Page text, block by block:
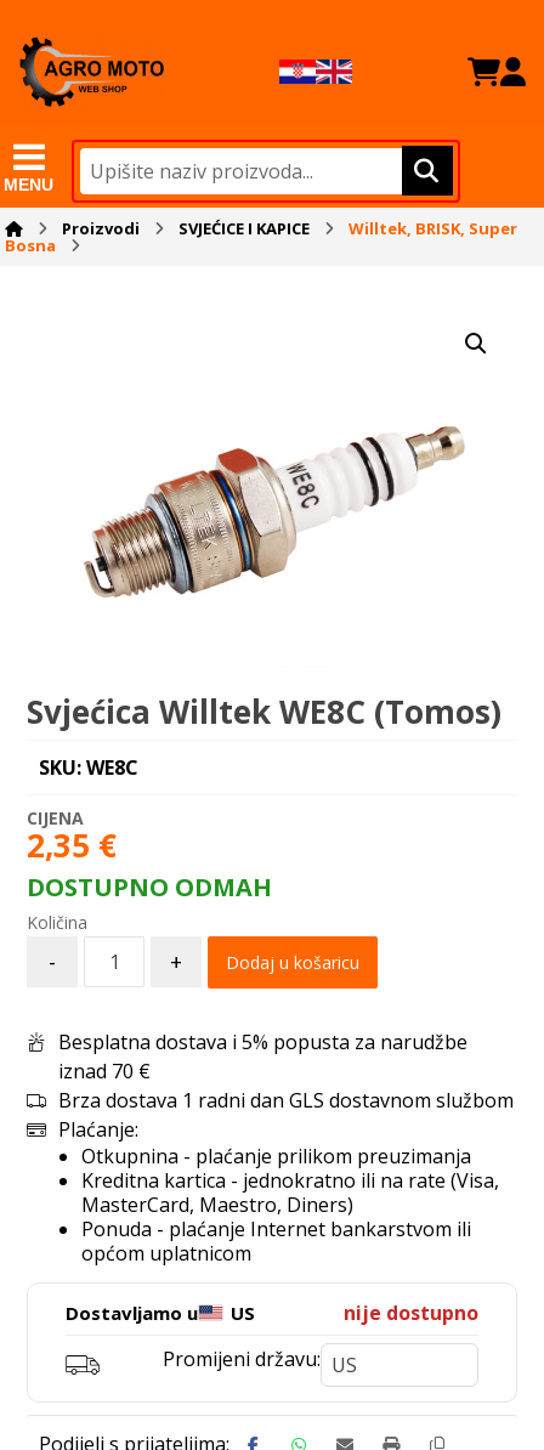
MENU
Proizvodi SVJEĆICE I KAPICE Willtek, BRISK, Super
Bosna
Svjećica Willtek WE8C (Tomos)
SKU: WE8C
2,35 €
DOSTUPNO ODMAH
- + Dodaj u košaricu
Besplatna dostava i 5% popusta za narudžbe
iznad 70 €
Brza dostava 1 radni dan GLS dostavnom službom
Plaćanje:
Otkupnina - plaćanje prilikom preuzimanja
Kreditna kartica - jednokratno ili na rate (Visa,
MasterCard, Maestro, Diners)
Ponuda - plaćanje Internet bankarstvom ili
općom uplatnicom
Dostavljamo u US
nije dostupno
Promijeni državu: